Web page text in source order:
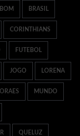
BOM BRASIL
CORINTHIANS
FUTEBOL
JOGO LORENA
MUNDO
QUELUZ